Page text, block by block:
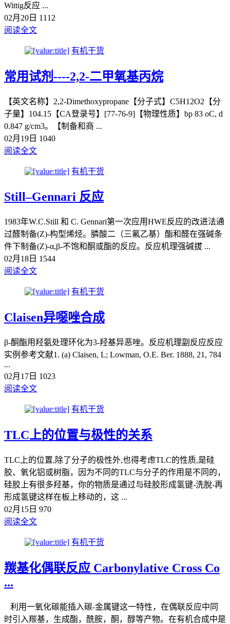
Wittig反应 ...
02月20日 1112
阅读全文
有机干货
常用试剂----2,2-二甲氧基丙烷
【英文名称】2,2-Dimethoxypropane【分子式】C5H12O2【分
子量】104.15【CA登录号】[77-76-9]【物理性质】bp 83 oC, d
0.847 g/cm3。【制备和商 ...
02月19日 1040
阅读全文
有机干货
Still–Gennari 反应
1983年W.C.Still 和 C. Gennari第一次应用HWE反应的改进法通
过醛制备(Z)-构型烯烃。膦酸二（三氟乙基）酯和醛在强碱条
件下制备(Z)-α,β-不饱和酮或酯的反应。反应机理强碱拔 ...
02月18日 1544
阅读全文
有机干货
Claisen异噁唑合成
β-酮酯用羟氨处理环化为3-羟基异恶唑。反应机理副反应反应
实例参考文献1. (a) Claisen, L; Lowman, O.E. Ber. 1888, 21, 784
...
02月17日 1023
阅读全文
有机干货
TLC上的位置与极性的关系
TLC上的位置,除了分子的极性外,也得考虑TLC的性质,是硅
胶、氧化铝或树脂，因为不同的TLC与分子的作用是不同的，
硅胶上有很多羟基，你的物质是通过与硅胶形成氢键-洗脫-再
形成氢键这样在板上移动的，这 ...
02月15日 970
阅读全文
有机干货
羰基化偶联反应 Carbonylative Cross Co
...
利用一氧化碳能插入碳-金属键这一特性，在偶联反应中同
时引入羰基，生成酯，酰胺，酮，醇等产物。在有机合成中是